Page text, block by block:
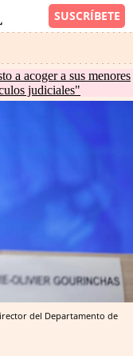
a acoger a sus menores
judiciales"
del Departamento de